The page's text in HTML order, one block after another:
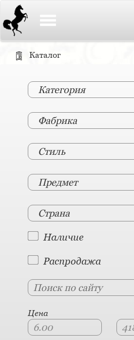
Каталог
Категория
Фабрика
Стиль
Предмет
Страна
Наличие
Распродажа
Цена